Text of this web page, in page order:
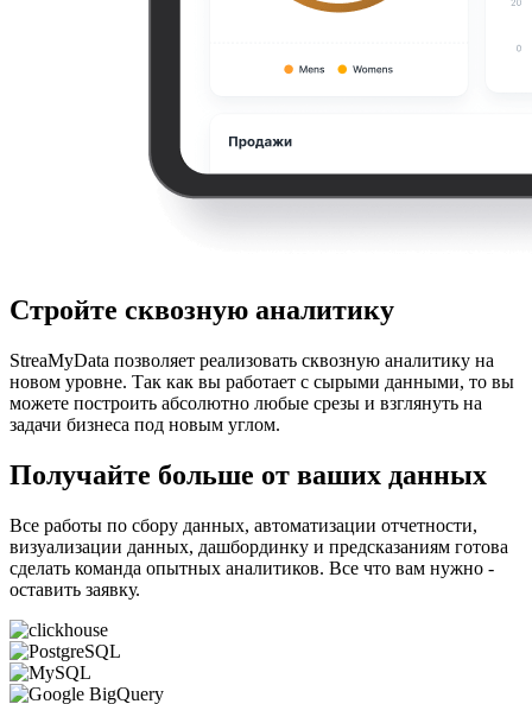
Стройте сквозную аналитику
StreaMyData позволяет реализовать сквозную аналитику на
новом уровне. Так как вы работает с сырыми данными, то вы
можете построить абсолютно любые срезы и взглянуть на
задачи бизнеса под новым углом.
Получайте больше от ваших данных
Все работы по сбору данных, автоматизации отчетности,
визуализации данных, дашбординку и предсказаниям готова
сделать команда опытных аналитиков. Все что вам нужно -
оставить заявку.